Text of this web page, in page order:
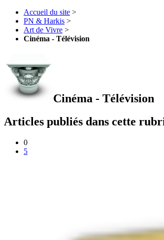
Accueil du site >
PN & Harkis >
Art de Vivre >
Cinéma - Télévision
Cinéma - Télévision
Articles publiés dans cette
0
5